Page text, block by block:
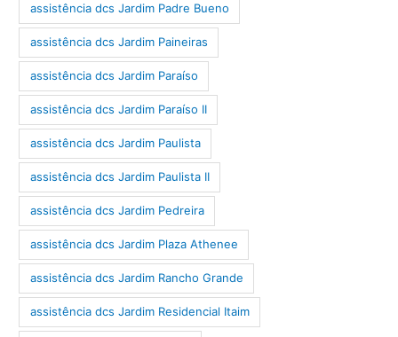
assistência dcs Jardim Padre Bueno
assistência dcs Jardim Paineiras
assistência dcs Jardim Paraíso
assistência dcs Jardim Paraíso II
assistência dcs Jardim Paulista
assistência dcs Jardim Paulista II
assistência dcs Jardim Pedreira
assistência dcs Jardim Plaza Athenee
assistência dcs Jardim Rancho Grande
assistência dcs Jardim Residencial Itaim